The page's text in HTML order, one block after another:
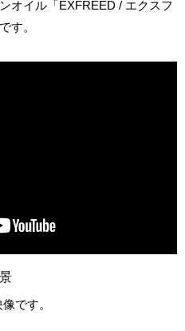
オイル「EXFREED / エクスフ
す。
です。